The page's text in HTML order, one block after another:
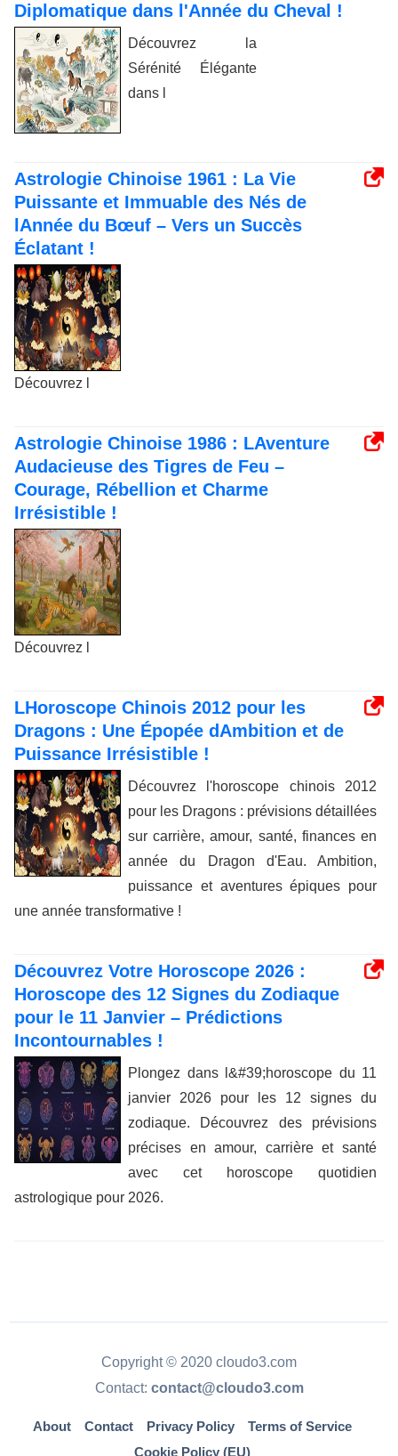
Diplomatique dans l'Année du Cheval !
Découvrez la
Sérénité Élégante
dans l
Astrologie Chinoise 1961 : La Vie
Puissante et Immuable des Nés de
lAnnée du Bœuf – Vers un Succès
Éclatant !
Découvrez l
Astrologie Chinoise 1986 : LAventure
Audacieuse des Tigres de Feu –
Courage, Rébellion et Charme
Irrésistible !
Découvrez l
LHoroscope Chinois 2012 pour les
Dragons : Une Épopée dAmbition et de
Puissance Irrésistible !
Découvrez l'horoscope chinois 2012
pour les Dragons : prévisions détaillées
sur carrière, amour, santé, finances en
année du Dragon d'Eau. Ambition,
puissance et aventures épiques pour
une année transformative !
Découvrez Votre Horoscope 2026 :
Horoscope des 12 Signes du Zodiaque
pour le 11 Janvier – Prédictions
Incontournables !
Plongez dans l&#39;horoscope du 11
janvier 2026 pour les 12 signes du
zodiaque. Découvrez des prévisions
précises en amour, carrière et santé
avec cet horoscope quotidien
astrologique pour 2026.
Copyright © 2020 cloudo3.com
Contact: contact@cloudo3.com
About Contact Privacy Policy
Terms of Service
Cookie Policy (EU)